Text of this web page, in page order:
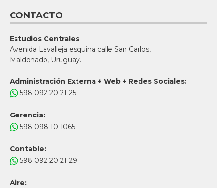
CONTACTO
Estudios Centrales
Avenida Lavalleja esquina calle San Carlos,
Maldonado, Uruguay.
Administración Externa + Web + Redes Sociales:
598 092 20 21 25
Gerencia:
598 098 10 1065
Contable:
598 092 20 21 29
Aire: